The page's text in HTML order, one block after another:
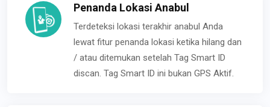
Penanda Lokasi Anabul
Terdeteksi lokasi terakhir anabul Anda
lewat fitur penanda lokasi ketika hilang dan
/ atau ditemukan setelah Tag Smart ID
discan. Tag Smart ID ini bukan GPS Aktif.